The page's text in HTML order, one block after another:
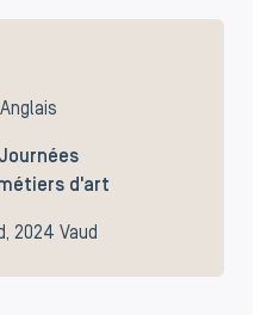
d'art
2024 Vaud